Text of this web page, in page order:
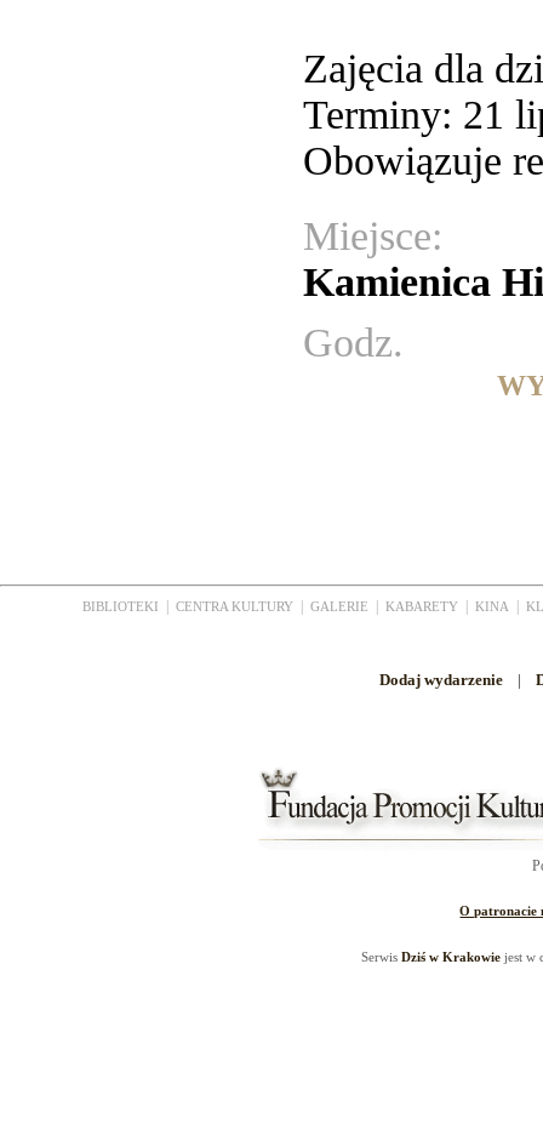
Zajęcia dla
Terminy: 21
Obowiązuje
Miejsce:
Kamienica
Godz.
BIBLIOTEKI CENTRA KULTURY GALERIE KABARETY KINA
Dodaj wydarzenie |
O patronacie
SerwisDziś w Krakowie jest w